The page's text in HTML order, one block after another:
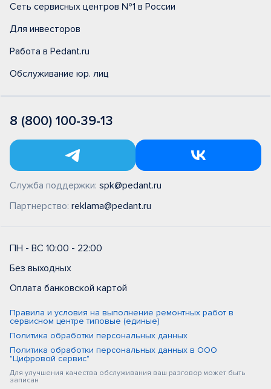
Сеть сервисных центров №1 в России
Для инвесторов
Работа в Pedant.ru
Обслуживание юр. лиц
8 (800) 100-39-13
Служба поддержки: spk@pedant.ru
Партнерство: reklama@pedant.ru
ПН - ВС 10:00 - 22:00
Без выходных
Оплата банковской картой
Правила и условия на выполнение ремонтных работ в
сервисном центре типовые (единые)
Политика обработки персональных данных
Политика обработки персональных данных в ООО
"Цифровой сервис"
Для улучшения качества обслуживания ваш разговор может быть
записан